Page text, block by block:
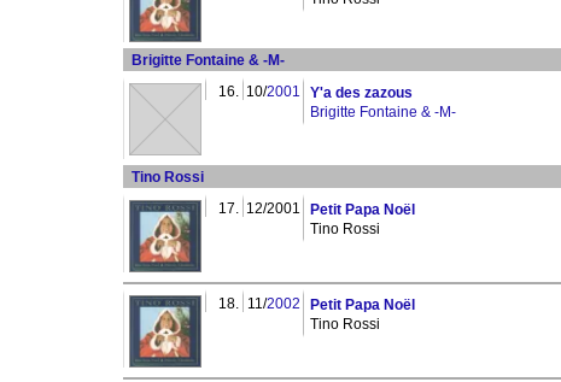
Brigitte Fontaine & -M-
16. 10/2001
Y'a des zazous
Brigitte Fontaine & -M-
Tino Rossi
17. 12/2001
Petit Papa Noël
Tino Rossi
18. 11/2002
Petit Papa Noël
Tino Rossi